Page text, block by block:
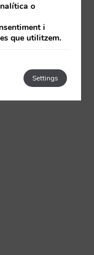
o
i
que utilitzem.
Settings